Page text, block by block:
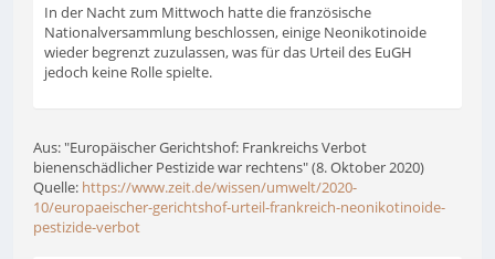
In der Nacht zum Mittwoch hatte die französische
Nationalversammlung beschlossen, einige Neonikotinoide
wieder begrenzt zuzulassen, was für das Urteil des EuGH
jedoch keine Rolle spielte.
Aus: "Europäischer Gerichtshof: Frankreichs Verbot
bienenschädlicher Pestizide war rechtens" (8. Oktober 2020)
Quelle: https://www.zeit.de/wissen/umwelt/2020-
10/europaeischer-gerichtshof-urteil-frankreich-neonikotinoide-
pestizide-verbot